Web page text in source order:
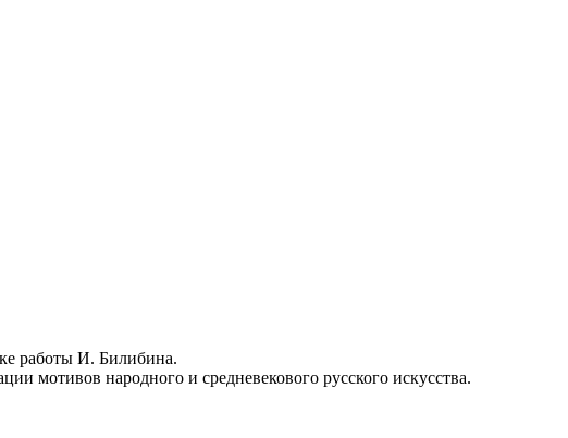
работы И. Билибина.
мотивов народного и средневекового русского искусства.